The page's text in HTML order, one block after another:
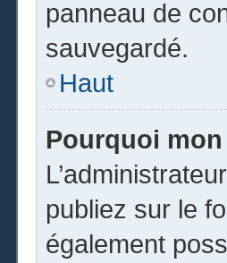
panneau de
sauvegardé.
Haut
Pourquoi
publiez sur le
également